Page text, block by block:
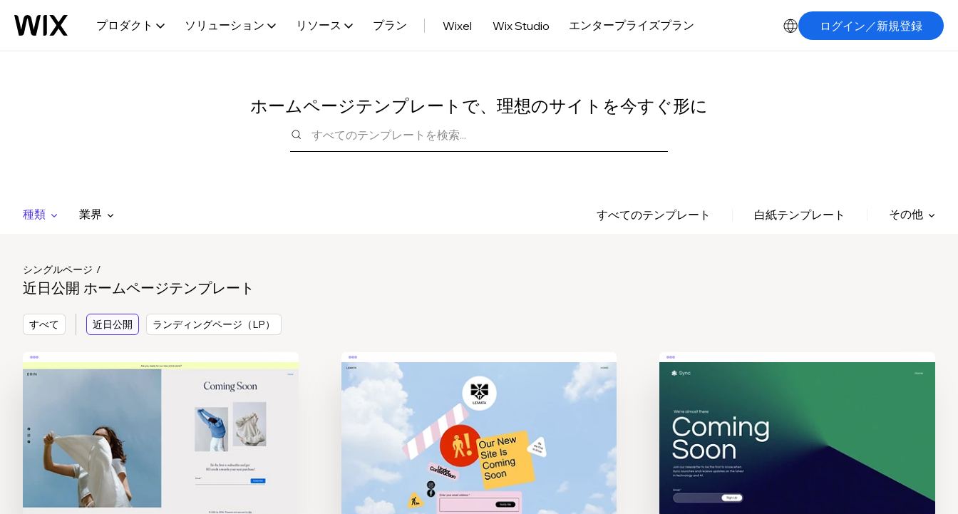
プロダクト ソリューション リソース プラン Wixel Wix Studio エンタープライズプラン ログイン／新規登録
ホームページテンプレートで、理想のサイトを今すぐ形に
種類 業界 すべてのテンプレート 白紙テンプレート その他
シングルページ
近日公開 ホームページテンプレート
すべて 近日公開 ランディングページ（LP）